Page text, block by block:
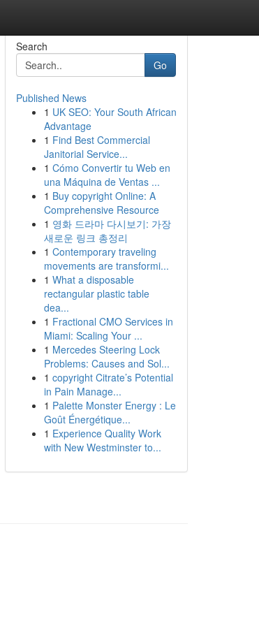
Search
Go
Published News
1 UK SEO: Your South African
Advantage
1 Find Best Commercial
Janitorial Service...
1 Cómo Convertir tu Web en
una Máquina de Ventas ...
1 Buy copyright Online: A
Comprehensive Resource
1 영화 드라마 다시보기: 가장
새로운 링크 총정리
1 Contemporary traveling
movements are transformi...
1 What a disposable
rectangular plastic table
dea...
1 Fractional CMO Services in
Miami: Scaling Your ...
1 Mercedes Steering Lock
Problems: Causes and Sol...
1 copyright Citrate’s Potential
in Pain Manage...
1 Palette Monster Energy : Le
Goût Énergétique...
1 Experience Quality Work
with New Westminster to...